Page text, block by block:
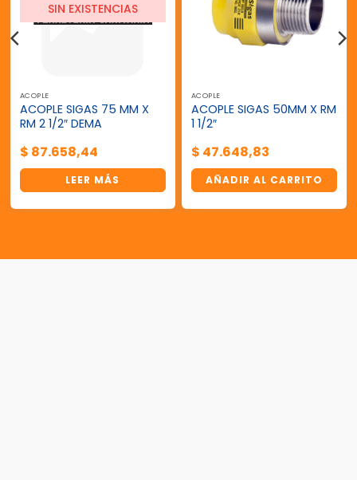
SIN EXISTENCIAS
ACOPLE
ACOPLE SIGAS 75 MM X
RM 2 1/2″ DEMA
$ 87.658,44
LEER MÁS
ACOPLE
ACOPLE SIGAS 50MM X RM
1 1/2″
$ 47.648,83
AÑADIR AL CARRITO